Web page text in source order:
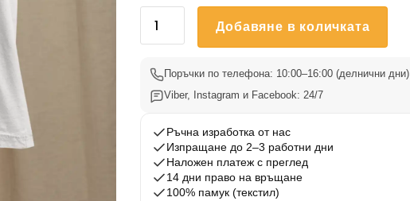
количество
Ердел
Териер
Добавяне в количката
Поръчки по телефона: 10:00–16:00 (делнични дни)
Viber, Instagram и Facebook: 24/7
Ръчна изработка от нас
Изпращане до 2–3 работни дни
Наложен платеж с преглед
14 дни право на връщане
100% памук (текстил)